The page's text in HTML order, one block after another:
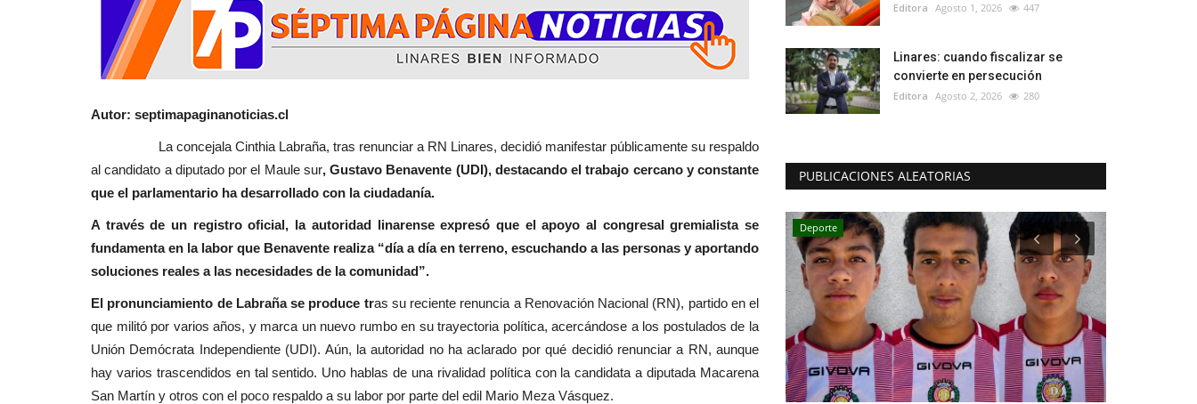
Autor: septimapaginanoticias.cl
La concejala Cinthia Labraña, tras renunciar a RN Linares, decidió manifestar públicamente su respaldo
al candidato a diputado por el Maule sur, Gustavo Benavente (UDI), destacando el trabajo cercano y constante
que el parlamentario ha desarrollado con la ciudadanía.
A través de un registro oficial, la autoridad linarense expresó que el apoyo al congresal gremialista se
fundamenta en la labor que Benavente realiza “día a día en terreno, escuchando a las personas y aportando
soluciones reales a las necesidades de la comunidad”.
El pronunciamiento de Labraña se produce tras su reciente renuncia a Renovación Nacional (RN), partido en el
que militó por varios años, y marca un nuevo rumbo en su trayectoria política, acercándose a los postulados de la
Unión Demócrata Independiente (UDI). Aún, la autoridad no ha aclarado por qué decidió renunciar a RN, aunque
hay varios trascendidos en tal sentido. Uno hablas de una rivalidad política con la candidata a diputada Macarena
San Martín y otros con el poco respaldo a su labor por parte del edil Mario Meza Vásquez.
Editora Agosto 1, 2026 447
Linares: cuando fiscalizar se
convierte en persecución
Editora Agosto 2, 2026 280
PUBLICACIONES ALEATORIAS
Espectáculos Crónica Deporte